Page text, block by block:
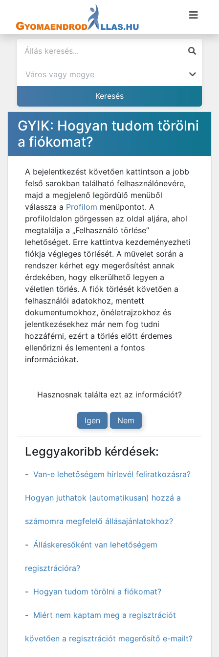
GYIK: Hogyan tudom törölni
a fiókomat?
A bejelentkezést követően kattintson a jobb
felső sarokban található felhasználónevére,
majd a megjelenő legördülő menüből
válassza a Profilom menüpontot. A
profiloldalon görgessen az oldal aljára, ahol
megtalálja a „Felhasználó törlése”
lehetőséget. Erre kattintva kezdeményezheti
fiókja végleges törlését. A művelet során a
rendszer kérhet egy megerősítést annak
érdekében, hogy elkerülhető legyen a
véletlen törlés. A fiók törlését követően a
felhasználói adatokhoz, mentett
dokumentumokhoz, önéletrajzokhoz és
jelentkezésekhez már nem fog tudni
hozzáférni, ezért a törlés előtt érdemes
ellenőrizni és lementeni a fontos
információkat.
Hasznosnak találta ezt az információt?
Igen Nem
Leggyakoribb kérdések:
Van-e lehetőségem hírlevél feliratkozásra?
Hogyan juthatok (automatikusan) hozzá a
számomra megfelelő állásajánlatokhoz?
Álláskeresőként van lehetőségem
regisztrációra?
Hogyan tudom törölni a fiókomat?
Miért nem kaptam meg a regisztrációt
követően a regisztrációt megerősítő e-mailt?